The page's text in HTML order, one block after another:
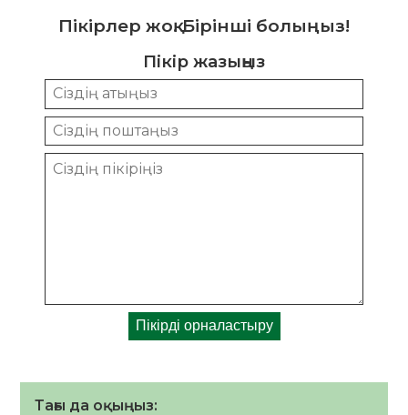
Пікірлер жоқ. Бірінші болыңыз!
Пікір жазыңыз
Тағы да оқыңыз: